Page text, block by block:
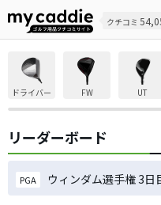
クチコミ
ドライバー FW UT
リーダーボード
PGA ウィンダム選手権 3日